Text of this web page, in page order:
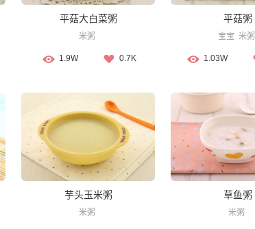
平菇大白菜粥
米粥
1.9W 0.7K
平菇粥
宝宝 米粥
1.03W
芋头玉米粥
米粥
草鱼粥
米粥